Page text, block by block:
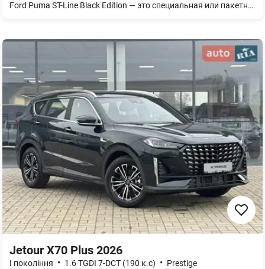
Ford Puma ST-Line Black Edition — это специальная или пакетная версия популярного компактного кроссовера от Ford, выделяющаяся эксклюзивными элементами дизайна в глубоком черном цвете. В официальных дилерских сетях эта модификация часто представлена как пакет ST-Line Black Edition на базе обновленного поколения Puma.Ключевые особенности версии Black EditionЧерный стайлинг-пакет: Крыша, корпуса боковых зеркал и элементы радиаторной решетки выполнены в контрастном глянцево-черном цвете.Спортивный обвес ST-Line: Измененная форма переднего и заднего бамперов, боковые юбки в цвет кузова и спортивный спойлер на задней двери.Эксклюзивные диски: Кроссовер оснащается легкосплавными дисками увеличенного диаметра со специальной темной или комбинированной отделкой.Премиальный интерьер: Салон дополнен спортивными сиденьями с темной тканевой или комбинированной обивкой, темной отделкой потолка и контрастной (часто красной) прострочкой руля и сидений. Технические характеристики и оснащениеВерсии Black Edition чаще всего базируются на современных гибридных силовых установках:Двигатель: 1.0-литровый бензиновый турбомотор EcoBoost с технологией «мягкого гибрида» (MHEV) мощностью 125 л.с. (доступны также форсированные версии).Практичность: Модель сохраняет знаменитый багажник объемом 456 литров, включая глубокую 80-литровую нишу MegaBox с дренажным отверстием для перевозки грязных вещей или чистки водой.Технологии: Обновленная цифровая панель приборов, продвинутая мультимедийная система SYNC с поддержкой Apple CarPlay / Android Auto и комплекс систем безопасности Ford Co-Pilot360
Jetour X70 Plus 2026
I покоління • 1.6 TGDI 7-DCT (190 к.с) • Prestige